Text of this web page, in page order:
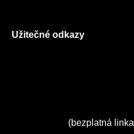
Užitečné odkazy
(bezplatná linka